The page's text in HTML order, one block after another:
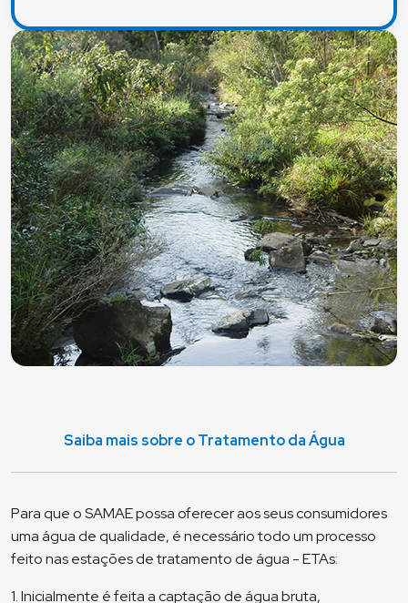
Saiba mais sobre o Tratamento da Água
Para que o SAMAE possa oferecer aos seus consumidores
uma água de qualidade, é necessário todo um processo
feito nas estações de tratamento de água - ETAs:
1. Inicialmente é feita a captação de água bruta,